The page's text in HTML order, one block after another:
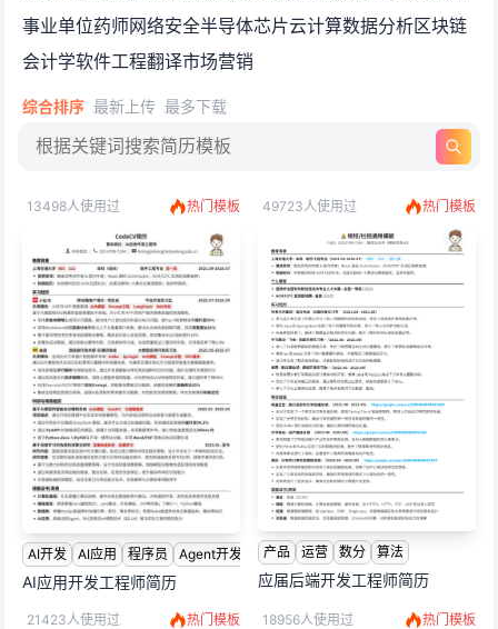
事业单位药师网络安全半导体芯片云计算数据分析区块链
会计学软件工程翻译市场营销
综合排序 最新上传 最多下载
13498人使用过 热门模板
AI开发 AI应用 程序员 Agent开发
AI应用开发工程师简历
49723人使用过 热门模板
产品 运营 数分 算法
应届后端开发工程师简历
21423人使用过 热门模板 18956人使用过 热门模板